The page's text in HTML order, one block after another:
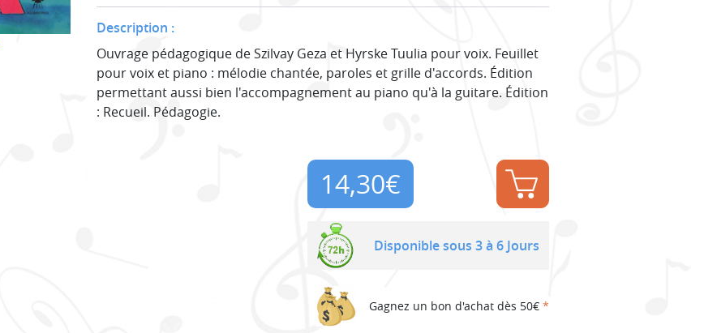
Description :
Ouvrage pédagogique de Szilvay Geza et Hyrske Tuulia pour voix. Feuillet
pour voix et piano : mélodie chantée, paroles et grille d'accords. Édition
permettant aussi bien l'accompagnement au piano qu'à la guitare. Édition
: Recueil. Pédagogie.
14,30€
Disponible sous 3 à 6 Jours
Gagnez un bon d'achat dès 50€ *